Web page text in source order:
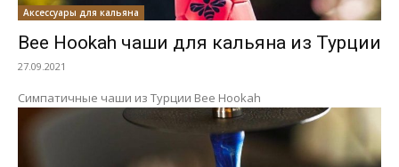
Аксессуары для кальяна
Bee Hookah чаши для кальяна из Турции
27.09.2021
Симпатичные чаши из Турции Bee Hookah